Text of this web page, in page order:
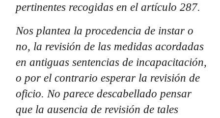
pertinentes recogidas en el artículo 287.
Nos plantea la procedencia de instar o
no, la revisión de las medidas acordadas
en antiguas sentencias de incapacitación,
o por el contrario esperar la revisión de
oficio. No parece descabellado pensar
que la ausencia de revisión de tales